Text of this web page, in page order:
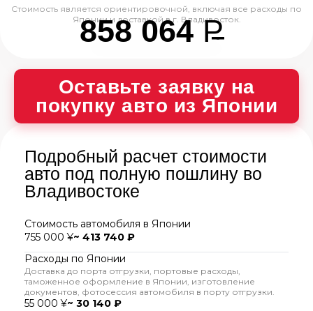
Стоимость является ориентировочной, включая все расходы по
Японии и доставкой в г. Владивосток.
858 064P
--
Оставьте заявку на
покупку авто из Японии
Подробный расчет стоимости
авто под полную пошлину во
Владивостоке
Стоимость автомобиля в Японии
755 000 ¥~ 413 740 ₽
Расходы по Японии
Доставка до порта отгрузки, портовые расходы,
таможенное оформление в Японии, изготовление
документов, фотосессия автомобиля в порту отгрузки.
55 000 ¥~ 30 140 ₽